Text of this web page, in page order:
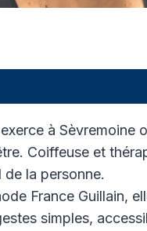
à Sèvremoine
Coiffeuse et
de la personne.
France Guillain,
simples,